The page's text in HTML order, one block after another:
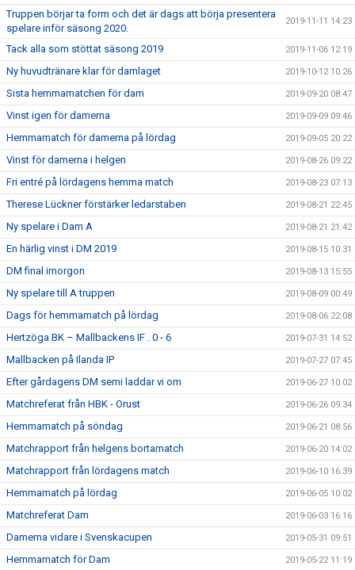
Truppen börjar ta form och det är dags att börja presentera
spelare inför säsong 2020.
2019-11-11 14:23
Tack alla som stöttat säsong 2019 2019-11-06 12:19
Ny huvudtränare klar för damlaget 2019-10-12 10:26
Sista hemmamatchen för dam 2019-09-20 08:47
Vinst igen för damerna 2019-09-09 09:46
Hemmamatch för damerna på lördag 2019-09-05 20:22
Vinst för damerna i helgen 2019-08-26 09:22
Fri entré på lördagens hemma match 2019-08-23 07:13
Therese Lückner förstärker ledarstaben 2019-08-21 22:45
Ny spelare i Dam A 2019-08-21 21:42
En härlig vinst i DM 2019 2019-08-15 10:31
DM final imorgon 2019-08-13 15:55
Ny spelare till A truppen 2019-08-09 00:49
Dags för hemmamatch på lördag 2019-08-06 22:08
Hertzöga BK – Mallbackens IF . 0 - 6 2019-07-31 14:52
Mallbacken på Ilanda IP 2019-07-27 07:45
Efter gårdagens DM semi laddar vi om 2019-06-27 10:02
Matchreferat från HBK - Orust 2019-06-26 09:34
Hemmamatch på söndag 2019-06-21 08:56
Matchrapport från helgens bortamatch 2019-06-20 14:02
Matchrapport från lördagens match 2019-06-10 16:39
Hemmamatch på lördag 2019-06-05 10:02
Matchreferat Dam 2019-06-03 16:16
Damerna vidare i Svenskacupen 2019-05-31 09:51
Hemmamatch för Dam 2019-05-22 11:19